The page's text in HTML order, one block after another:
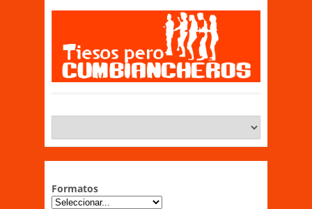
Formatos